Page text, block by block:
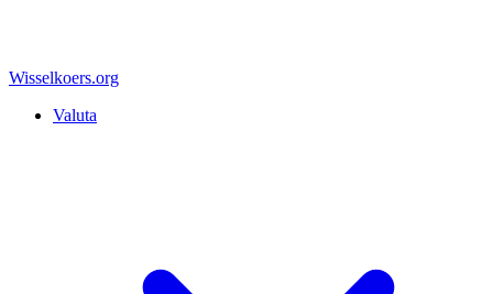
Wisselkoers.org
Valuta